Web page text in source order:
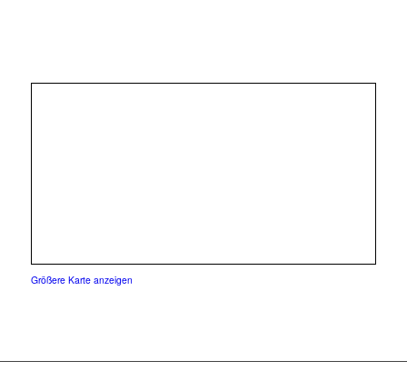
Größere Karte anzeigen